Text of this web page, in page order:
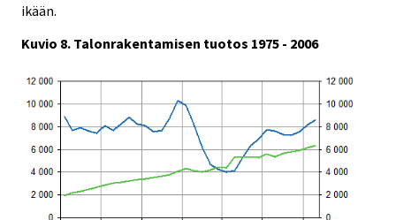
ikään.
Kuvio 8. Talonrakentamisen tuotos 1975 - 2006